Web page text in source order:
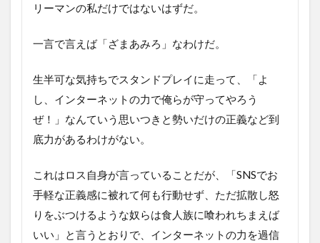
リーマンの私だけではないはずだ。
一言で言えば「ざまあみろ」なわけだ。
生半可な気持ちでスタンドプレイに走って、「よ
し、インターネットの力で俺らが守ってやろう
ぜ！」なんていう思いつきと勢いだけの正義など到
底力があるわけがない。
これはロス自身が言っていることだが、「SNSでお
手軽な正義感に被れて何も行動せず、ただ拡散し怒
りをぶつけるような奴らは食人族に喰われちまえば
いい」と言うとおりで、インターネットの力を過信